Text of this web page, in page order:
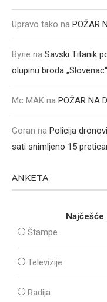
Upravo tako na POŽAR
Вуле na Savski Titanik
olupinu broda
Mc MAK na POŽAR NA
Goran na Policija
sati snimljeno 15
ANKETA
Štampe
Televizije
Radija